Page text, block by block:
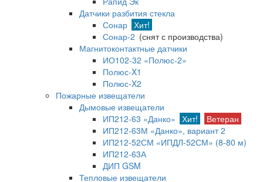
Датчики разбития стекла
Сонар Хит!
Сонар-2 (снят с производства)
Магнитоконтактные датчики
ИО102-32 «Полюс-2»
Полюс-X1
Полюс-X2
Пожарные извещатели
Дымовые извещатели
ИП212-63 «Данко» Хит!
Ветеран
ИП212-63М «Данко», вариант 2
ИП212-52СМ «ИПДЛ-52СМ» (8-80 м)
ИП212-63А
ДИП GSM
Тепловые извещатели